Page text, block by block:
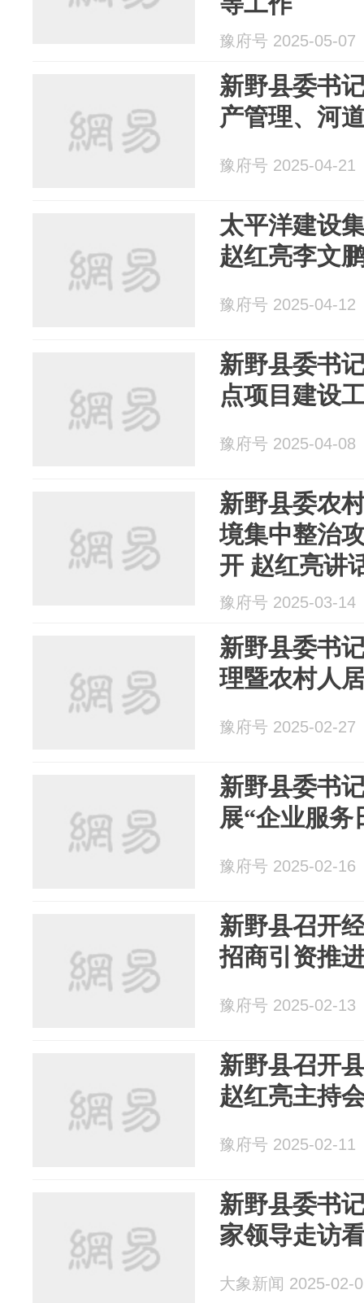
豫府号 2025-05-07
新野县委书
产管理、河
豫府号 2025-04-21
太平洋建设
赵红亮李文
豫府号 2025-04-12
新野县委书
点项目建设
豫府号 2025-04-08
新野县委农
境集中整治
开 赵红亮讲
豫府号 2025-03-14
新野县委书
理暨农村人
豫府号 2025-02-27
新野县委书
展“企业服务
豫府号 2025-02-16
新野县召开
招商引资推
豫府号 2025-02-13
新野县召开
赵红亮主持
豫府号 2025-02-11
新野县委书
家领导走访
大象新闻 2025-02-